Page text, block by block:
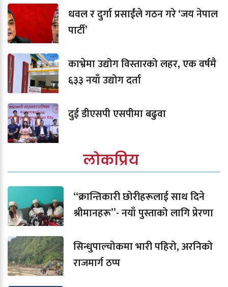
धवल र दुर्गा प्रसाईंले गठन गरे ‘जय नेपाल
पार्टी’
काभ्रेमा उद्योग विस्तारको लहर, एक वर्षमै
६३३ नयाँ उद्योग दर्ता
दुई डीएसपी एसपीमा बढुवा
लोकप्रिय
“क्रान्तिकारी छोरीहरूलाई साथ दिने
श्रीमानहरू”- नयाँ पुस्ताको लागि प्रेरणा
सिन्धुपाल्चोकमा भारी पहिरो, अरनिको
राजमार्ग ठप्प